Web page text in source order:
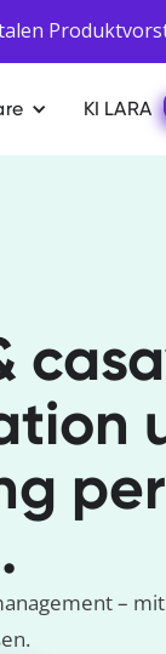
KI LARA
–